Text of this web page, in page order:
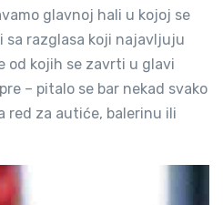
glavnoj hali u kojoj se
sa razglasa koji najavljuju
od kojih se zavrti u glavi
– pitalo se bar nekad svako
red za autiće, balerinu ili